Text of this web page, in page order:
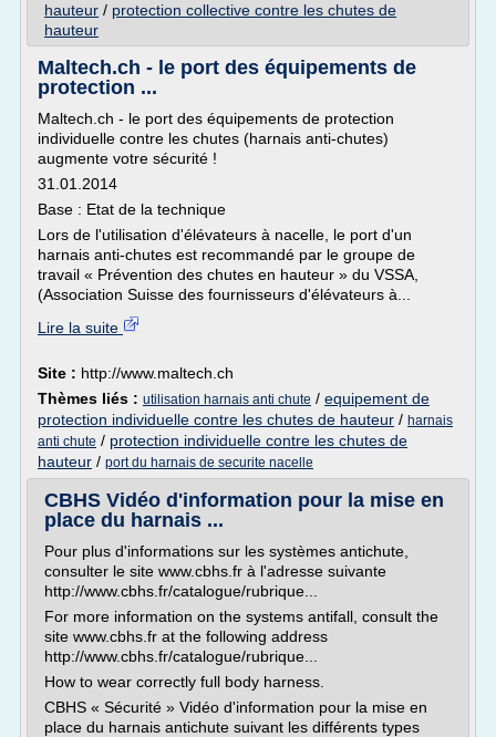
hauteur / protection collective contre les chutes de
hauteur
Maltech.ch - le port des équipements de
protection ...
Maltech.ch - le port des équipements de protection
individuelle contre les chutes (harnais anti-chutes)
augmente votre sécurité !
31.01.2014
Base : Etat de la technique
Lors de l'utilisation d'élévateurs à nacelle, le port d'un
harnais anti-chutes est recommandé par le groupe de
travail « Prévention des chutes en hauteur » du VSSA,
(Association Suisse des fournisseurs d'élévateurs à...
Lire la suite
Site : http://www.maltech.ch
Thèmes liés : utilisation harnais anti chute / equipement de
protection individuelle contre les chutes de hauteur / harnais
anti chute / protection individuelle contre les chutes de
hauteur / port du harnais de securite nacelle
CBHS Vidéo d'information pour la mise en
place du harnais ...
Pour plus d'informations sur les systèmes antichute,
consulter le site www.cbhs.fr à l'adresse suivante
http://www.cbhs.fr/catalogue/rubrique...
For more information on the systems antifall, consult the
site www.cbhs.fr at the following address
http://www.cbhs.fr/catalogue/rubrique...
How to wear correctly full body harness.
CBHS « Sécurité » Vidéo d'information pour la mise en
place du harnais antichute suivant les différents types